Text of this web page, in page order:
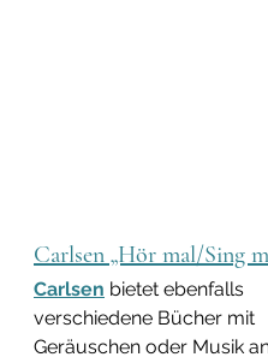
Carlsen „Hör mal/Sing
Carlsen bietet ebenfalls
verschiedene Bücher mit
Geräuschen oder Musik